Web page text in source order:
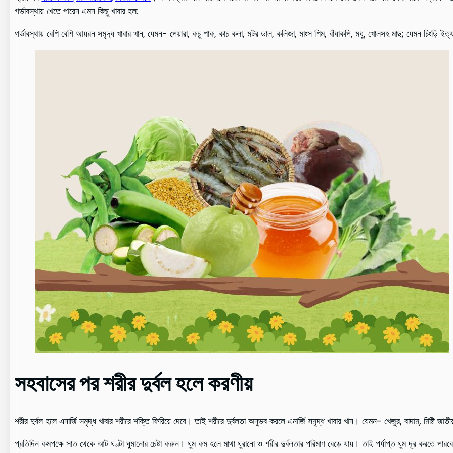
গর্ভাবস্থায় খেতে পারেন এমন কিছু খাবার হল:
গর্ভাবস্থায় বেশি বেশি আয়রন সমৃদ্ধ খাবার খান, যেমন- পেয়ারা, কচু শাক, কাচ কলা, মটর ডাল, কলিজা, মাংস শিম, বাঁধাকপি, মধু, খোলসহ মাছ; যেমন চিংড়ি
সহবাসের পর শরীর দুর্বল হলে করণীয়
শরীর দুর্বল হলে এনার্জি সমৃদ্ধ খাবার শরীরে শক্তি ফিরিয়ে দেবে। তাই শরীরে দুর্বলতা অনুভব করলে এনার্জি সমৃদ্ধ খাবার খান। যেমন- খেজুর, বাদাম, মিষ্টি
প্রতিদিন কমপক্ষে সাত থেকে আট ঘণ্টা ঘুমানোর চেষ্টা করুন। ঘুম কম হলে মাথা ঘুরানো ও শরীর দুর্বলতার পরিমাণ বেড়ে যায়। তাই পর্যাপ্ত ঘুম দূর করতে